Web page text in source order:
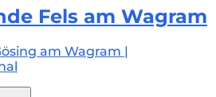
Fels am Wagram
am Wagram |